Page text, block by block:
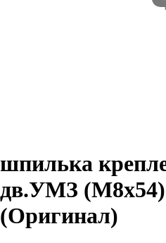
шпилька
дв.УМЗ
(Оригинал)